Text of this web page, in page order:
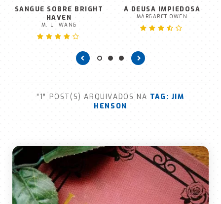
SANGUE SOBRE BRIGHT
HAVEN
M. L. WANG
A DEUSA IMPIEDOSA
MARGARET OWEN
"1" POST(S) ARQUIVADOS NA TAG: JIM
HENSON